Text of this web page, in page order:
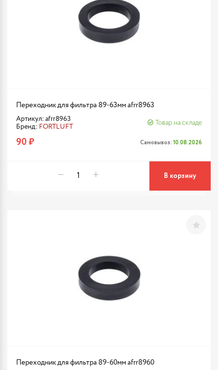
Переходник для фильтра 89-63мм afrr8963
Артикул: afrr8963
Бренд: FORTLUFT
Товар на складе
90 ₽ Самовывоз: 10.08.2026
В корзину
Переходник для фильтра 89-60мм afrr8960